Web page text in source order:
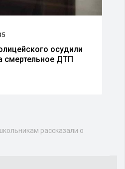
осудили
смертельное ДТП
рассказали о